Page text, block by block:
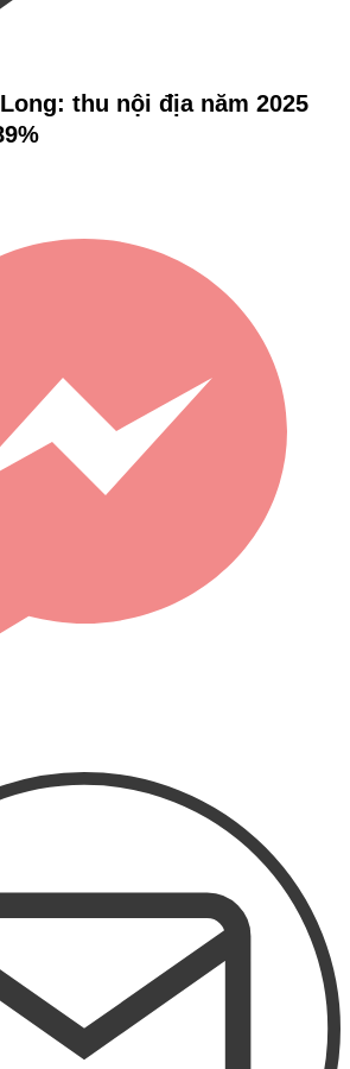
thu nội địa năm 2025